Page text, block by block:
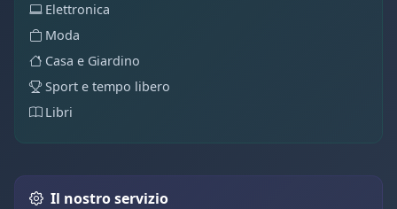
Elettronica
Moda
Casa e Giardino
Sport e tempo libero
Libri
Il nostro servizio